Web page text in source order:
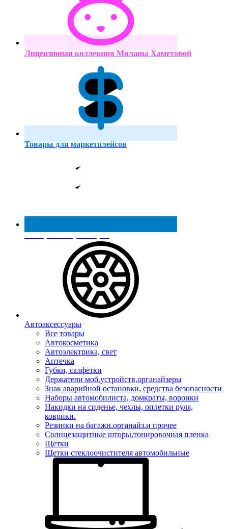
Лицензионая коллекция Миланы Хаметовой
Товары для маркетплейсов
Реестр МинПромТорга
Автоаксессуары
Все товары
Автокосметика
Автоэлектрика, свет
Аптечка
Губки, салфетки
Держатели моб.устройств,органайзеры
Знак аварийной остановки, средства безопасности
Наборы автомобилиста, домкраты, воронки
Накидки на сиденье, чехлы, оплетки руля,
коврики.
Резинки на багажн.органайз.и прочее
Солнцезащитные шторы,тонировочная пленка
Щетки
Щетки стеклоочистителя автомобильные